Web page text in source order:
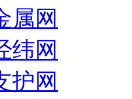
属网
纬网
护网